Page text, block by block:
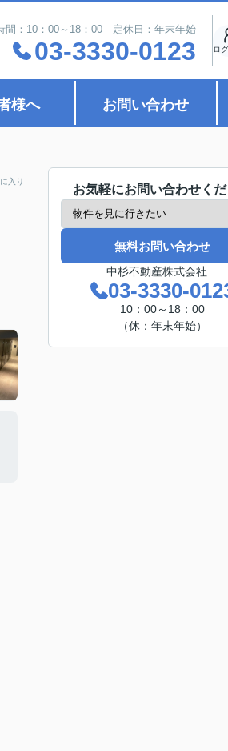
間：10：00～18：00 定休日：年末年始
03-3330-0123 ロ
様へ お問い合わせ
入り
お気軽にお問い合わせく
無料お問い合わせ
中杉不動産株式会社
03-3330-
10：00～18：00
（休：年末年始）